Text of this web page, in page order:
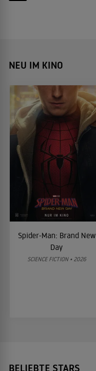
NEU IM KINO
Spider-Man: Brand New
Day
SCIENCE FICTION • 2026
BELIEBTE STARS